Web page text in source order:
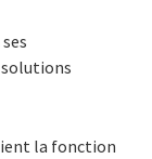
la fonction